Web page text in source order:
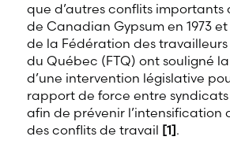
que d’autres conflits importants
de Canadian Gypsum en 1973
de la Fédération des
du Québec (FTQ) ont souligné
d’une intervention législative
rapport de force entre
afin de prévenir l’intensification
des conflits de travail [1].